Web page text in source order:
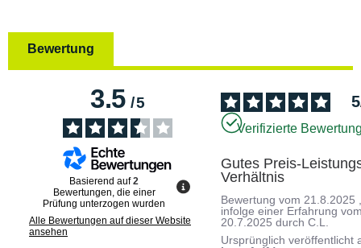
Bewertung
3.5/5
Basierend auf2
Bewertungen, die einer
Prüfung unterzogen wurden
Alle Bewertungen auf dieser Website
ansehen
5
Verifizierte
Gutes Preis-
Verhältnis
Bewertung vom 21.8.2025
infolge einer Erfahrung
20.7.2025 durchC.L.
Ursprünglich veröffentlicht